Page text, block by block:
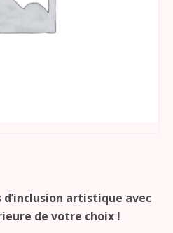
artistique avec
de votre choix !